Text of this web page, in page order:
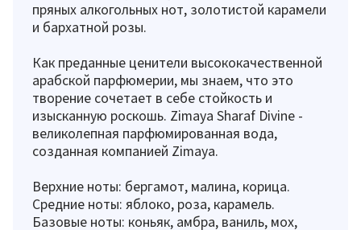
пряных алкогольных нот, золотистой карамели
и бархатной розы.
Как преданные ценители высококачественной
арабской парфюмерии, мы знаем, что это
творение сочетает в себе стойкость и
изысканную роскошь. Zimaya Sharaf Divine -
великолепная парфюмированная вода,
созданная компанией Zimaya.
Верхние ноты: бергамот, малина, корица.
Средние ноты: яблоко, роза, карамель.
Базовые ноты: коньяк, амбра, ваниль, мох,